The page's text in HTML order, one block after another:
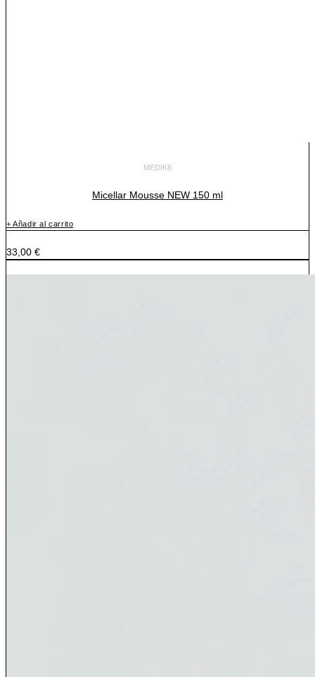
MEDIK8
Micellar Mousse NEW 150 ml
+ Añadir al carrito
33,00 €